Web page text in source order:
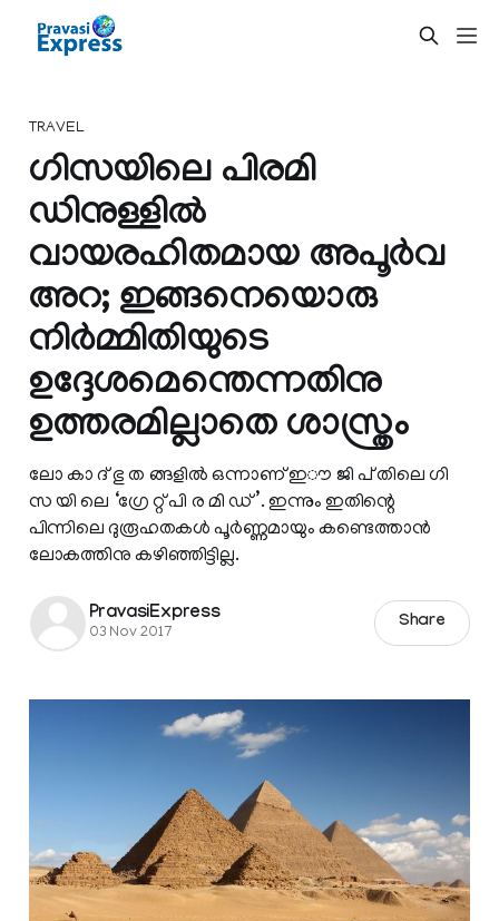
TRAVEL
ഗി​സ​യി​ലെ പി​ര​മി​
ഡിനുള്ളില്‍
വായരഹിതമായ അപൂര്‍വ
അറ; ഇങ്ങനെയൊരു
നിർമ്മിതിയുടെ
ഉദ്ദേശമെന്തെന്നതിനു
ഉത്തരമില്ലാതെ ശാസ്ത്രം
ലോ കാ ദ് ഭു ത ങ്ങളില്‍ ഒന്നാണ് ഇൗ ജി പ് തിലെ ഗി
സ യി ലെ ‘ഗ്രേ റ്റ് പി ര മി ഡ് ’. ഇന്നും ഇതിന്റെ
പിന്നിലെ ദുരൂഹതകള്‍ പൂര്‍ണ്ണമായും കണ്ടെത്താന്‍
ലോകത്തിനു കഴിഞ്ഞിട്ടില്ല.
PravasiExpress
03 Nov 2017
Share